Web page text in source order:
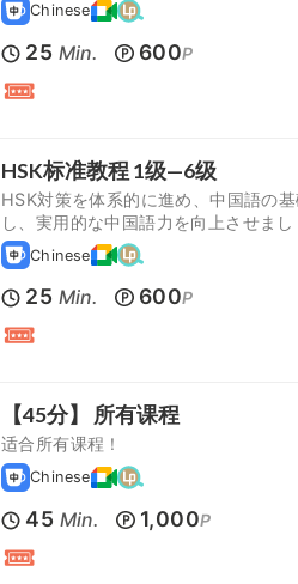
Chinese
25 Min. 600P
HSK标准教程 1级—6级
HSK対策を体系的に進め、中国語の
し、実用的な中国語力を向上させまし
Chinese
25 Min. 600P
【45分】 所有课程
适合所有课程！
Chinese
45 Min. 1,000P